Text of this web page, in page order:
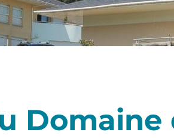
Domaine